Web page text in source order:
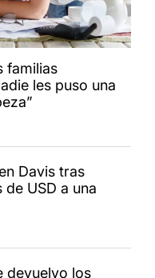
familias
les puso una
Davis tras
USD a una
devuelvo los